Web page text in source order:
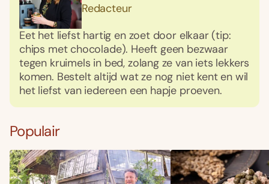
Redacteur
Eet het liefst hartig en zoet door elkaar (tip:
chips met chocolade). Heeft geen bezwaar
tegen kruimels in bed, zolang ze van iets lekkers
komen. Bestelt altijd wat ze nog niet kent en wil
het liefst van iedereen een hapje proeven.
Populair